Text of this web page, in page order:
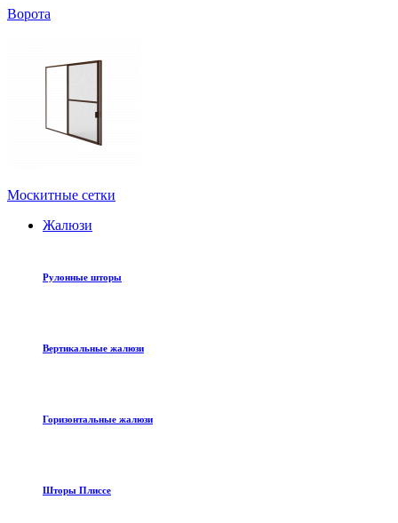
Ворота
Москитные сетки
Жалюзи
Рулонные шторы
Вертикальные жалюзи
Горизонтальные жалюзи
Шторы Плиссе